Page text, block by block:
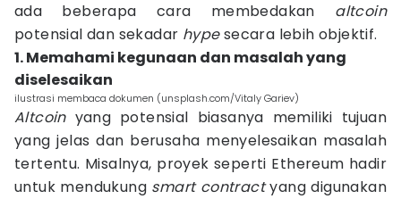
ada beberapa cara membedakan altcoin
potensial dan sekadar hypesecara lebih objektif.
1. Memahami kegunaan dan masalah yang
diselesaikan
ilustrasi membaca dokumen (unsplash.com/Vitaly Gariev)
Altcoin yang potensial biasanya memiliki tujuan
yang jelas dan berusaha menyelesaikan masalah
tertentu. Misalnya, proyek seperti Ethereum hadir
untuk mendukung smart contractyang digunakan